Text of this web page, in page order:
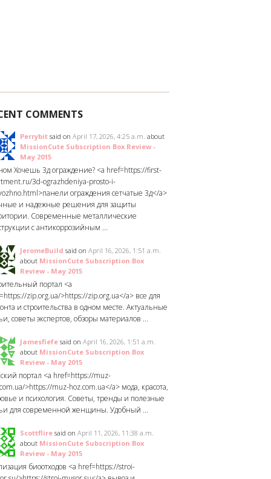
COMMENTS
Perrybit said onApril 17, 2026, 4:25 a.m. about
MissionCute Subscription Box Review -
May 2015
Хочешь 3д ограждение? <a href=https://first-
3d-ograzhdeniya-prosto-i-
ограждения сетчатые 3д</a>
и надежные решения для защиты
Современные металлические
с антикоррозийным ...
JeromeBuild said onApril 16, 2026, 1:51 a.m.
about MissionCute Subscription Box
Review - May 2015
портал <a
zip.org.ua/>https://zip.org.ua</a> все для
и строительства в одном месте. Актуальные
советы экспертов, обзоры материалов ...
Jamesfiefe said onApril 16, 2026, 1:51 a.m.
about MissionCute Subscription Box
Review - May 2015
портал <a href=https://muz-
>https://muz-hoz.com.ua</a> мода, красота,
и психология. Советы, тренды и полезные
для современной женщины. Удобный ...
Scottflire said onApril 11, 2026, 11:38 a.m.
about MissionCute Subscription Box
Review - May 2015
биоотходов <a href=https://stroi-